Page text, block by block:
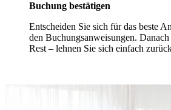
Buchung bestätigen
Entscheiden Sie sich für das beste
den Buchungsanweisungen.
Rest – lehnen Sie sich einfach